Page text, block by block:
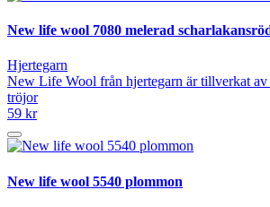
New life wool 7080 melerad
Hjertegarn
New Life Wool från hjertegarn är tillverkat av
tröjor
59 kr
New life wool 5540 plommon